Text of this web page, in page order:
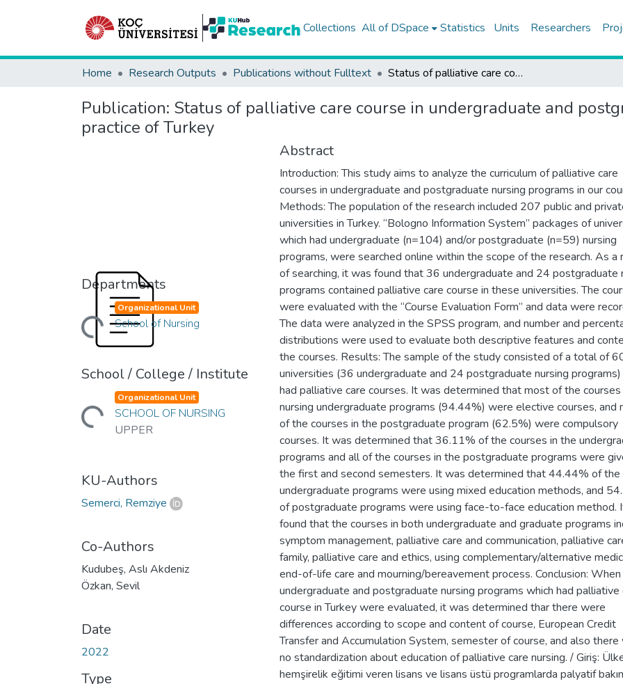
Collections All of DSpace Statistics Units Researchers
Home Research Outputs Publications without Fulltext Status of palliative care course in undergraduate and postgraduate nursing programs: practice of Turkey
Publication: Status of palliative care course in undergraduate and
practice of Turkey
Departments
Loading... Organizational Unit
School of Nursing
School / College / Institute
Loading... Organizational Unit
SCHOOL OF NURSING
UPPER
KU-Authors
Semerci, Remziye
Co-Authors
Kudubeş, Aslı Akdeniz
Özkan, Sevil
Date
2022
Type
Abstract
Introduction: This study aims to analyze the curriculum of palliative care
courses in undergraduate and postgraduate nursing programs in our
Methods: The population of the research included 207 public and
universities in Turkey. “Bologno Information System” packages of
which had undergraduate (n=104) and/or postgraduate (n=59) nursing
programs, were searched online within the scope of the research. As a
of searching, it was found that 36 undergraduate and 24 postgraduate
programs contained palliative care course in these universities. The
were evaluated with the “Course Evaluation Form” and data were
The data were analyzed in the SPSS program, and number and
distributions were used to evaluate both descriptive features and
the courses. Results: The sample of the study consisted of a total of
universities (36 undergraduate and 24 postgraduate nursing programs)
had palliative care courses. It was determined that most of the courses
nursing undergraduate programs (94.44%) were elective courses, and
of the courses in the postgraduate program (62.5%) were compulsory
courses. It was determined that 36.11% of the courses in the
programs and all of the courses in the postgraduate programs were
the first and second semesters. It was determined that 44.44% of the
undergraduate programs were using mixed education methods, and
of postgraduate programs were using face-to-face education method.
found that the courses in both undergraduate and graduate programs
symptom management, palliative care and communication, palliative
family, palliative care and ethics, using complementary/alternative
end-of-life care and mourning/bereavement process. Conclusion: When
undergraduate and postgraduate nursing programs which had palliative
course in Turkey were evaluated, it was determined thar there were
differences according to scope and content of course, European Credit
Transfer and Accumulation System, semester of course, and also there
no standardization about education of palliative care nursing. / Giriş:
hemşirelik eğitimi veren lisans ve lisans üstü programlarda palyatif